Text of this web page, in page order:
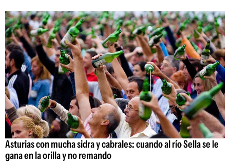
Asturias con mucha sidra y cabrales: cuando al río Sella se le
gana en la orilla y no remando